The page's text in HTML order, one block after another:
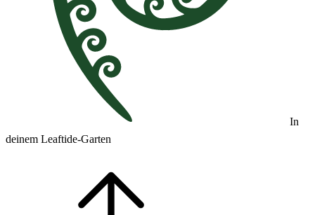
In
deinem Leaftide-Garten